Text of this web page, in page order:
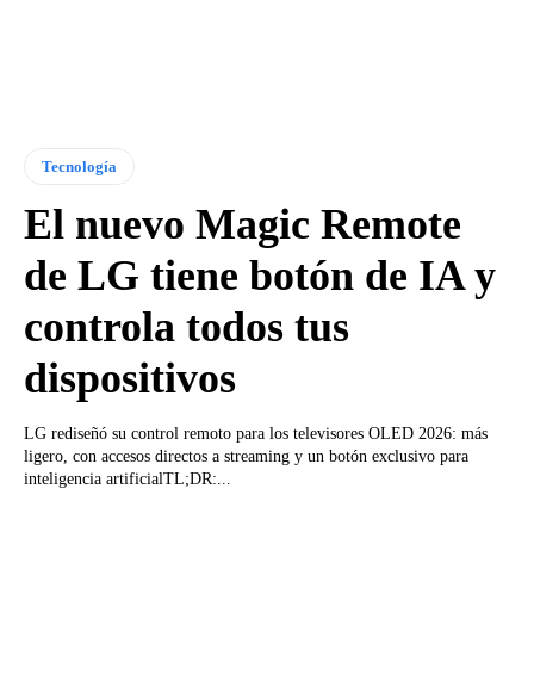
Tecnología
El nuevo Magic Remote
de LG tiene botón de IA y
controla todos tus
dispositivos
LG rediseñó su control remoto para los televisores OLED 2026: más
ligero, con accesos directos a streaming y un botón exclusivo para
inteligencia artificialTL;DR:...